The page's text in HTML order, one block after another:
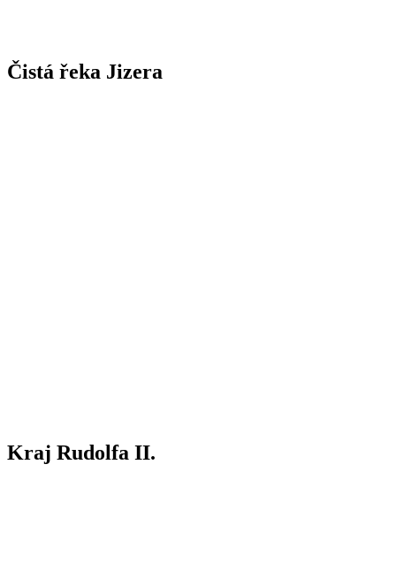
Čistá řeka Jizera
Kraj Rudolfa II.